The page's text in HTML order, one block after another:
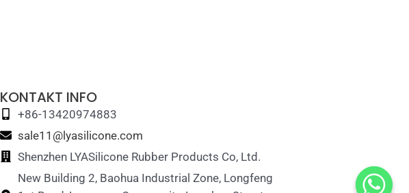
KONTAKT INFO
+86-13420974883
sale11@lyasilicone.com
Shenzhen LYASilicone Rubber Products Co, Ltd.
New Building 2, Baohua Industrial Zone, Longfeng